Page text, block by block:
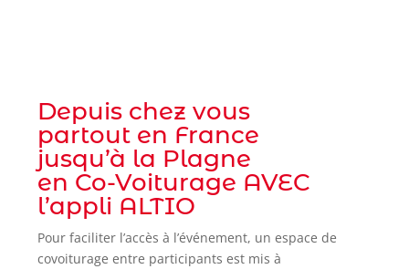
Depuis chez vous
partout en France
jusqu’à la Plagne
en Co-Voiturage AVEC
l’appli ALTIO
Pour faciliter l’accès à l’événement, un espace de
covoiturage entre participants est mis à